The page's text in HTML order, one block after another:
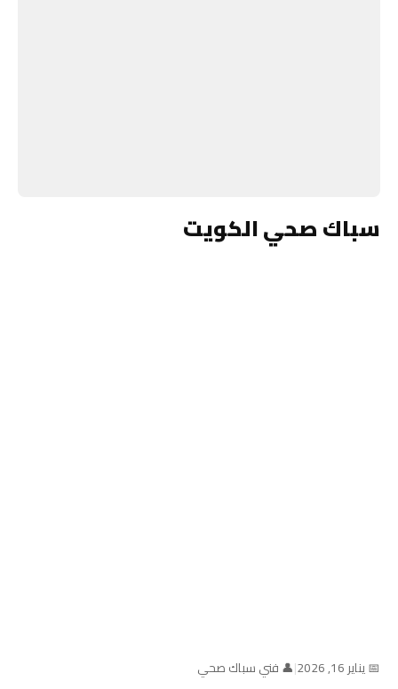
سباك صحي الكويت
📅 يناير 16, 2026 |👤 فني سباك صحي